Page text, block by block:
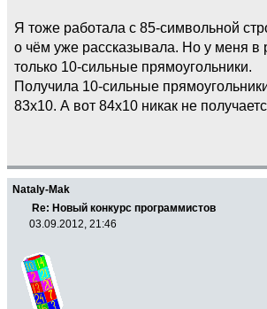
Я тоже работала с 85-символьной
о чём уже рассказывала. Но у меня в
только 10-сильные прямоугольники.
Получила 10-сильные
83х10. А вот 84х10 никак не
Nataly-Mak
Re: Новый конкурс программистов
03.09.2012, 21:46